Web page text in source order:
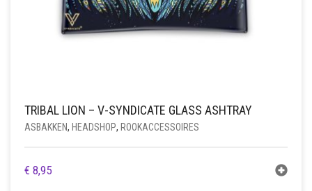
TRIBAL LION – V-SYNDICATE GLASS ASHTRAY
ASBAKKEN, HEADSHOP, ROOKACCESSOIRES
€ 8,95